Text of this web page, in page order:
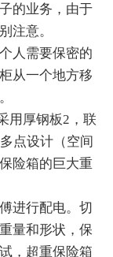
的业务，由于
注意。
人需要保密的
从一个地方移
用厚钢板2，联
点设计（空间
险箱的巨大重
进行配电。切
量和形状，保
，超重保险箱